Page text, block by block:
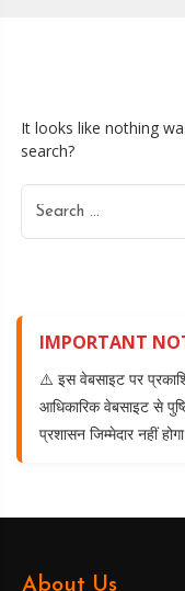
It looks like nothing
search?
IMPORTANT
⚠️ इस वेबसाइट पर
आधिकारिक वेबसाइट से
प्रशासन जिम्मेदार नहीं
About Us